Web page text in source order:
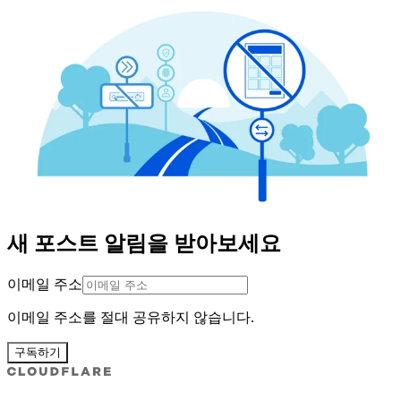
새 포스트 알림을 받아보세요
이메일 주소
이메일 주소를 절대 공유하지 않습니다.
구독하기